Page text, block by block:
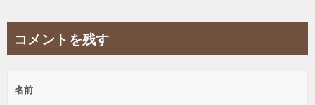
ビ
ー
コメントを残す
名前